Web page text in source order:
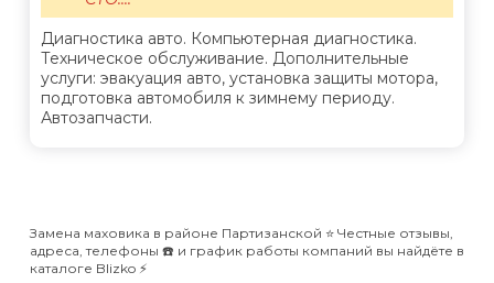
Диагностика авто. Компьютерная диагностика.
Техническое обслуживание. Дополнительные
услуги: эвакуация авто, установка защиты мотора,
подготовка автомобиля к зимнему периоду.
Автозапчасти.
Замена маховика в районе Партизанской ⭐️ Честные отзывы,
адреса, телефоны ☎️ и график работы компаний вы найдёте в
каталоге Blizko ⚡️